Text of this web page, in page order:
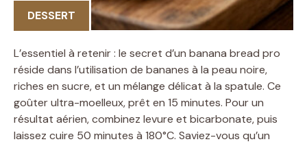
DESSERT
L’essentiel à retenir : le secret d’un banana bread pro
réside dans l’utilisation de bananes à la peau noire,
riches en sucre, et un mélange délicat à la spatule. Ce
goûter ultra-moelleux, prêt en 15 minutes. Pour un
résultat aérien, combinez levure et bicarbonate, puis
laissez cuire 50 minutes à 180°C. Saviez-vous qu’un